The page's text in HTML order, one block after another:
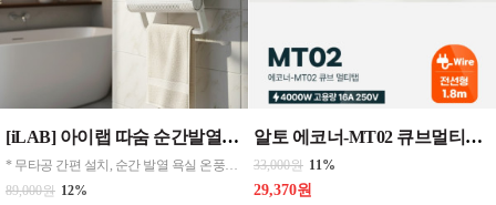
[iLAB] 아이랩 따숨 순간발열 무타공 욕실 온풍기 화이트 1대
* 무타공 간편 설치, 순간 발열 욕실 온풍기 *약 345 x 305 x 170 mm / 약 1.9KG * 발열방식 : PTC 히터 / * 방수등급 : IPX 4 * 정격전압 : 220V, 60Hz * 소비전력 : 송풍 10W, 온풍1단 750W, 온풍2단 1500W * 재질 : PP 외 * 코드선 길이 : 1.5m * 송풍구 최고 온도 : 155도
89,000원 12%
알토 에코너-MT02 큐브멀티탭 전선형1.8m (3구/C타입/USB) 색상 3가지 선택 1
33,000원 11%
29,370원